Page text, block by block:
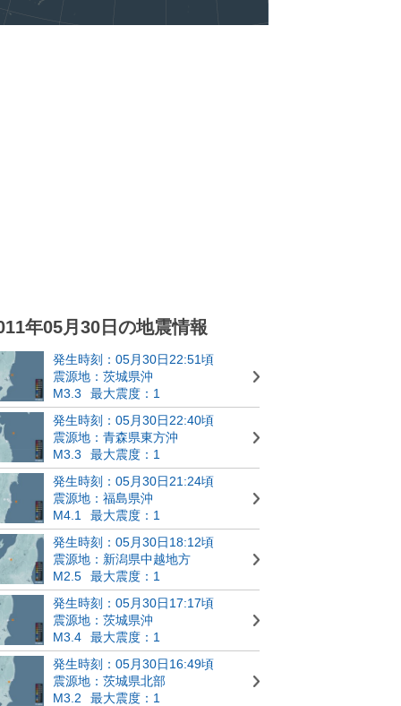
年05月30日の地震情報
発生時刻：05月30日22:51頃
震源地：茨城県沖
M3.3
最大震度：1
発生時刻：05月30日22:40頃
震源地：青森県東方沖
M3.3
最大震度：1
発生時刻：05月30日21:24頃
震源地：福島県沖
M4.1
最大震度：1
発生時刻：05月30日18:12頃
震源地：新潟県中越地方
M2.5
最大震度：1
発生時刻：05月30日17:17頃
震源地：茨城県沖
M3.4
最大震度：1
発生時刻：05月30日16:49頃
震源地：茨城県北部
M3.2
最大震度：1